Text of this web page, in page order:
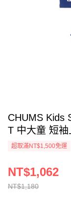
CHUMS Kids
T 中大童 短袖
超取滿NT$1,500免運
NT$1,180
NT$1,062